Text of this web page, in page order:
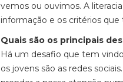
vemos ou ouvimos. A
informação e os critérios
Quais são os principais
Há um desafio que tem
os jovens são as redes